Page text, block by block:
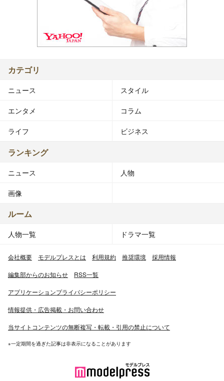
カテゴリ
ニュース スタイル
エンタメ コラム
ライフ ビジネス
ランキング
ニュース 人物
画像
ルーム
人物一覧 ドラマ一覧
会社概要 モデルプレスとは 利用規約 推奨環境 採用情報
編集部からのお知らせ RSS一覧
アプリケーションプライバシーポリシー
情報提供・広告掲載・お問い合わせ
当サイトコンテンツの無断複写・転載・引用の禁止について
※一定期間を過ぎた記事は非表示になることがあります